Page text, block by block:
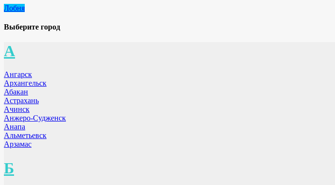
Лобня
Выберите город
А
Ангарск
Архангельск
Абакан
Астрахань
Ачинск
Анжеро-Судженск
Анапа
Альметьевск
Арзамас
Б